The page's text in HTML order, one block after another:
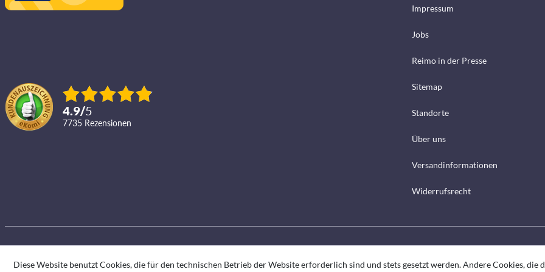
4.9/5
7735 Rezensionen
Impressum
Jobs
Reimo in der Presse
Sitemap
Standorte
Über uns
Versandinformationen
Widerrufsrecht
Diese Website benutzt Cookies, die für den technischen Betrieb der Website erforderlich sind und stets gesetzt werden. Andere Cookies, die